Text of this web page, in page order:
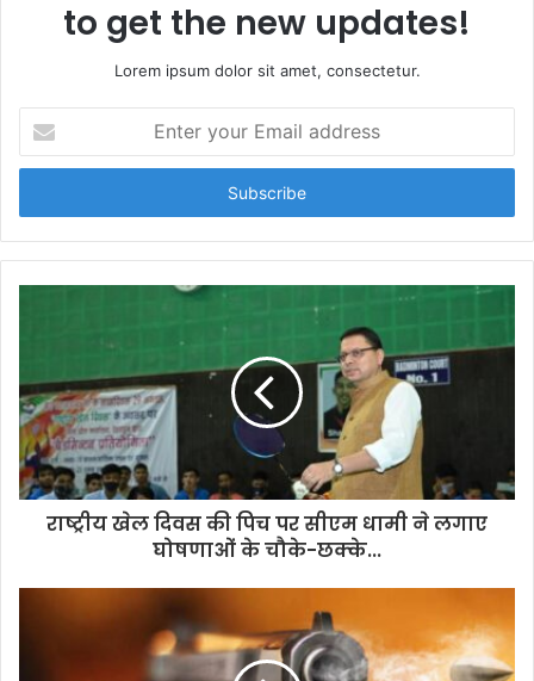
to get the new updates!
Lorem ipsum dolor sit amet, consectetur.
t
r
y
a
i
l
a
d
राष्ट्रीय खेल दिवस की पिच पर सीएम धामी ने लगाए
घोषणाओं के चौके-छक्के...